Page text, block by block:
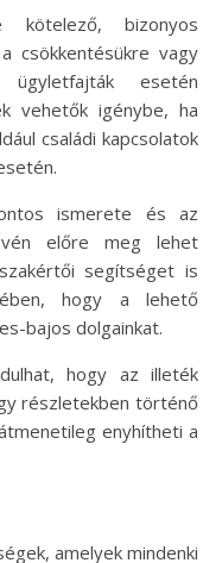
bizonyos
csökkentésükre vagy
ügyletfajták esetén
vehetők igénybe, ha
családi kapcsolatok
ismerete és az
előre meg lehet
segítséget is
hogy a lehető
bajos dolgainkat.
hogy az illeték
részletekben történő
enyhítheti a
amelyek mindenki